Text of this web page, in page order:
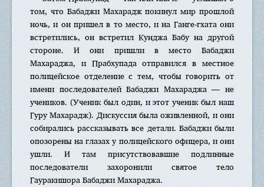
том, что Бабаджи Махарадж покинул мир прошлой
ночь, и он пришел в то место, и на Ганге-гхата они
встретились, он встретил Кунджа Бабу на другой
стороне. И они пришли в место Бабаджи
Махараджа, и Прабхупада отправился в местное
полицейское отделение с тем, чтобы говорить от
имени последователей Бабаджи Махараджа — не
учеников. (Ученик был один, и этот ученик был наш
Гуру Махарадж). Дискуссия была оживленной, и они
собирались рассказывать все детали. Бабаджи были
опозорены на глазах у полицейского офицера, и они
ушли. И там присутствовавшие подлинные
последователи захоронили святое тело
Гауракишора Бабаджи Махараджа.